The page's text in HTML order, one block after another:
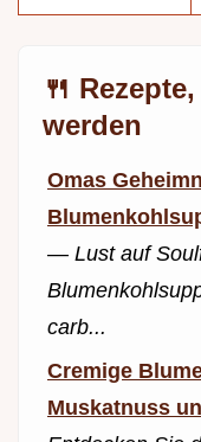
🍴
werden
Omas
— Lust auf
carb...
Cremige
Muskatnuss